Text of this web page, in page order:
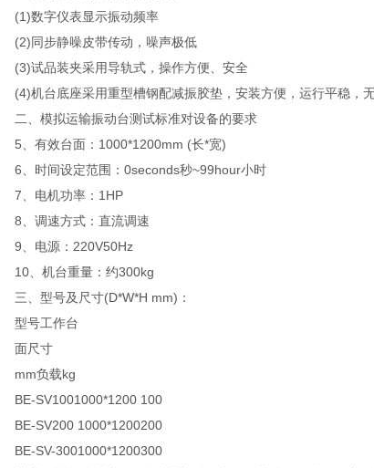
数字仪表显示振动频率
同步静噪皮带传动，噪声极低
试品装夹采用导轨式，操作方便、安全
机台底座采用重型槽钢配减振胶垫，安装方便，运行平稳，
、模拟运输振动台测试标准对设备的要求
、有效台面：1000*1200mm (长*宽)
、时间设定范围：0seconds秒~99hour小时
、电机功率：1HP
、调速方式：直流调速
、电源：220V50Hz
、机台重量：约300kg
、型号及尺寸(D*W*H mm)：
号工作台
尺寸
负载kg
SV1001000*1200 100
SV200 1000*1200200
SV-3001000*1200300